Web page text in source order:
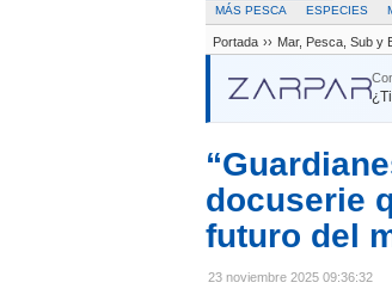
MÁS PESCA ESPECIES
Portada ›› Mar, Pesca, Sub y
docuserie
futuro del
23 noviembre 2025 09:36:32